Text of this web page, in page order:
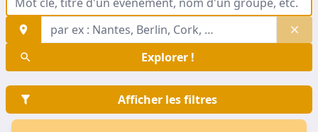
Mot clé, titre d'un événement, nom d'un groupe, etc.
Trouver une adresse
Explorer !
Afficher les filtres